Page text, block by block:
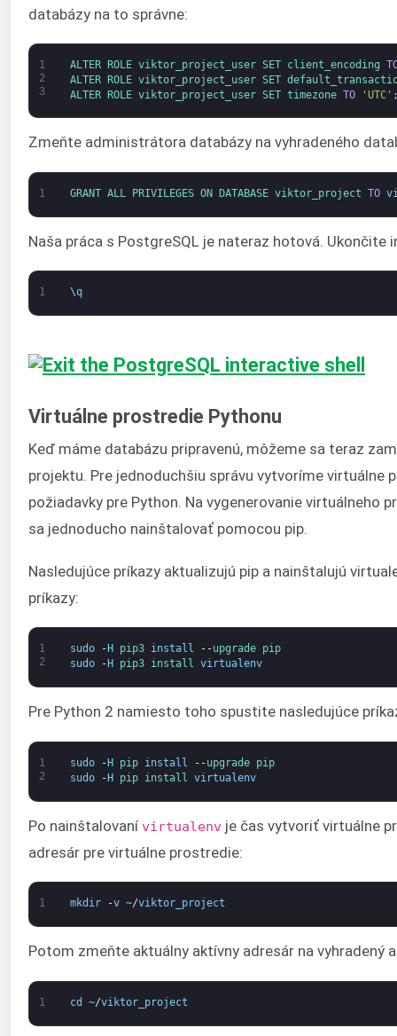
databázy na to správne:
1
2
3
ALTER ROLE viktor_project_user SET client_encoding
ALTER
ROLE viktor_project_user SET
ALTER
ROLE viktor_project_user SET timezone TO 'UTC'
Zmeňte administrátora databázy na vyhradeného
1 GRANT ALL PRIVILEGES ON DATABASE viktor_project TO
Naša práca s PostgreSQL je nateraz hotová. Ukončite
1 \q
Virtuálne prostredie Pythonu
Keď máme databázu pripravenú, môžeme sa teraz
projektu. Pre jednoduchšiu správu vytvoríme virtuálne
požiadavky pre Python. Na vygenerovanie virtuálneho
sa jednoducho nainštalovať pomocou pip.
Nasledujúce príkazy aktualizujú pip a nainštalujú
príkazy:
1
2
sudo - H pip3 install --upgrade pip
sudo
- H pip3 install virtualenv
Pre Python 2 namiesto toho spustite nasledujúce
1
2
sudo -H pip install --upgrade pip
sudo
-H pip install virtualenv
Po nainštalovaní virtualenv je čas vytvoriť virtuálne
adresár pre virtuálne prostredie:
1 mkdir -v ~/viktor_project
Potom zmeňte aktuálny aktívny adresár na vyhradený
1 cd ~/viktor_project